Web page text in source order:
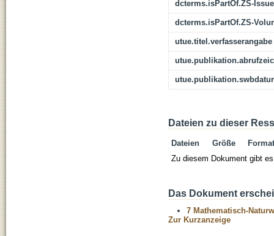
dcterms.isPartOf.ZS-Issue
dcterms.isPartOf.ZS-
utue.titel.verfasserangabe
Dateien zu dieser
Dateien Größe
Format
Zu diesem Dokument gibt
Das Dokument
7 Mathematisch-
Zur Kurzanzeige